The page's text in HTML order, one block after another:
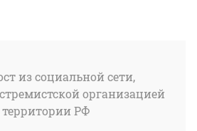
из социальной сети,
организацией
РФ